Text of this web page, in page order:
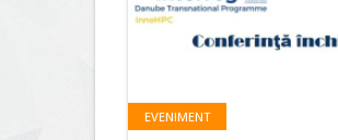
EVENIMENT